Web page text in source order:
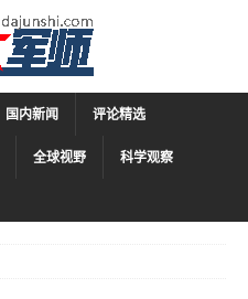
国内新闻 评论精选
全球视野 科学观察